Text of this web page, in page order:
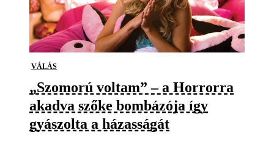
VÁLÁS
„Szomorú voltam” – a Horrorra
akadva szőke bombázója így
gyászolta a házasságát